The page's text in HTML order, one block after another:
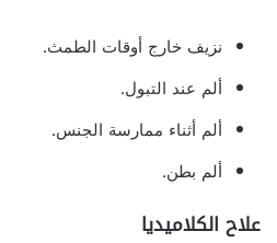
نزيف خارج أوقات الطمث.
ألم عند التبول.
ألم أثناء ممارسة الجنس.
ألم بطن.
علاح الكلاميديا